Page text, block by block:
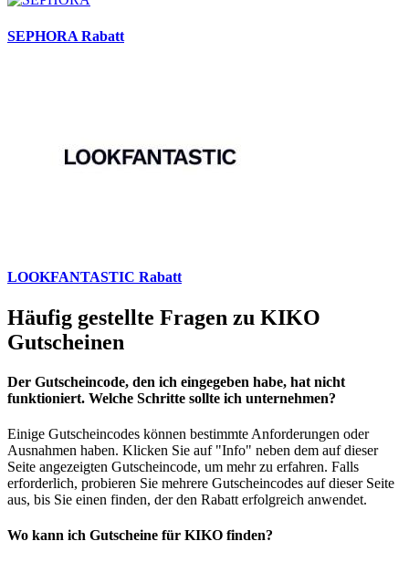
SEPHORA Rabatt
LOOKFANTASTIC Rabatt
Häufig gestellte Fragen zu KIKO
Gutscheinen
Der Gutscheincode, den ich eingegeben habe, hat nicht
funktioniert. Welche Schritte sollte ich unternehmen?
Einige Gutscheincodes können bestimmte Anforderungen oder
Ausnahmen haben. Klicken Sie auf "Info" neben dem auf dieser
Seite angezeigten Gutscheincode, um mehr zu erfahren. Falls
erforderlich, probieren Sie mehrere Gutscheincodes auf dieser Seite
aus, bis Sie einen finden, der den Rabatt erfolgreich anwendet.
Wo kann ich Gutscheine für KIKO finden?